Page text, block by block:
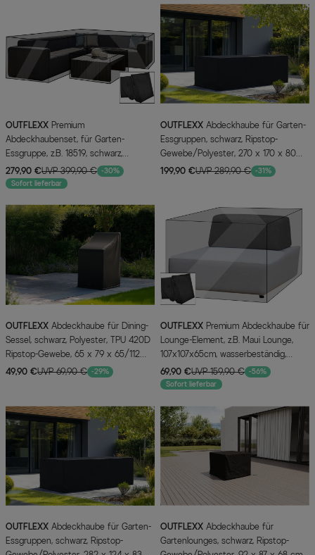
OUTFLEXX
Abdeckhaubenset, für Garten-
Essgruppe, z.B. 18519, schwarz,
261x327x77cm + 2x 92x47x37cm,
wasserbeständig
279,90 €UVP 399,90 € -30%
Sofort lieferbar
OUTFLEXX
Essgruppen, schwarz, Ripstop-
Gewebe/Polyester, 270 x 170 x 80
cm, wasserabweisend, UV-Schutz
199,90 €UVP 289,90 € -31%
OUTFLEXX
Sessel, schwarz, Polyester, TPU 420D
Ripstop-Gewebe, 65 x 79 x 65/112
cm, mit Zugband
49,90 €UVP 69,90 € -29%
OUTFLEXX
Lounge-Element, z.B. Maui Lounge,
107x107x65cm, wasserbeständig,
schwarz
69,90 €UVP 159,90 € -56%
Sofort lieferbar
OUTFLEXX
Essgruppen, schwarz, Ripstop-
OUTFLEXX
Gartenlounges, schwarz, Ripstop-